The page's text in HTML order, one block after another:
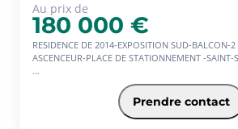
Au prix de
180 000 €
RESIDENCE DE 2014-EXPOSITION SUD-BALCON-2
ASCENCEUR-PLACE DE STATIONNEMENT -SAINT-
Venez découvrir cet appartement de type 3 situé
de 2014 avec ascenseur. Il se compose d'un
ouverte aménagée et équipée donnant sur un
chambres, une salle de bains. Un parking
Prendre contact